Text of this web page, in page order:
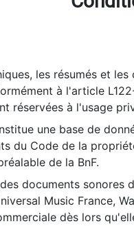
les résumés et
à l'article
réservées à l'usage
une base de
du Code de la
de la BnF.
documents sonores
Music France,
dès lors